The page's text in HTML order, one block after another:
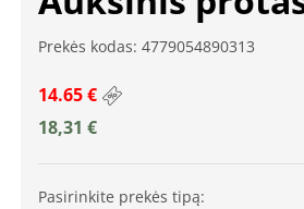
Prekės kodas: 4779054890313
14.65 €
18,31 €
Pasirinkite prekės tipą: